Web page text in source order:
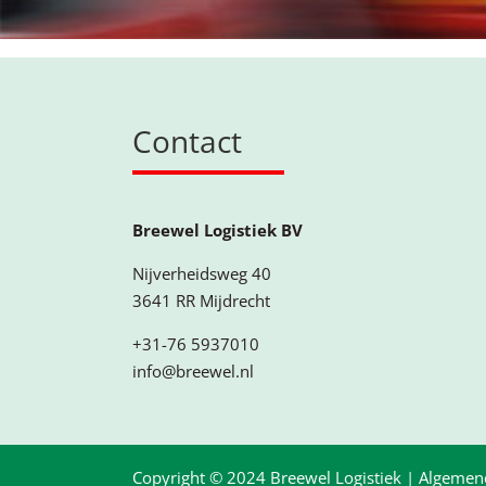
Contact
Breewel Logistiek BV
Nijverheidsweg 40
3641 RR Mijdrecht
+31-76 5937010
info@breewel.nl
Copyright © 2024 Breewel Logistiek |